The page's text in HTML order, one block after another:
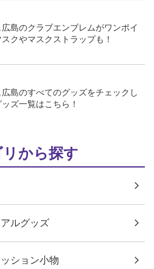
島のクラブエンブレムがワンポイ
クやマスクストラップも！
島のすべてのグッズをチェックし
ズ一覧はこちら！
から探す
ルグッズ
ション小物